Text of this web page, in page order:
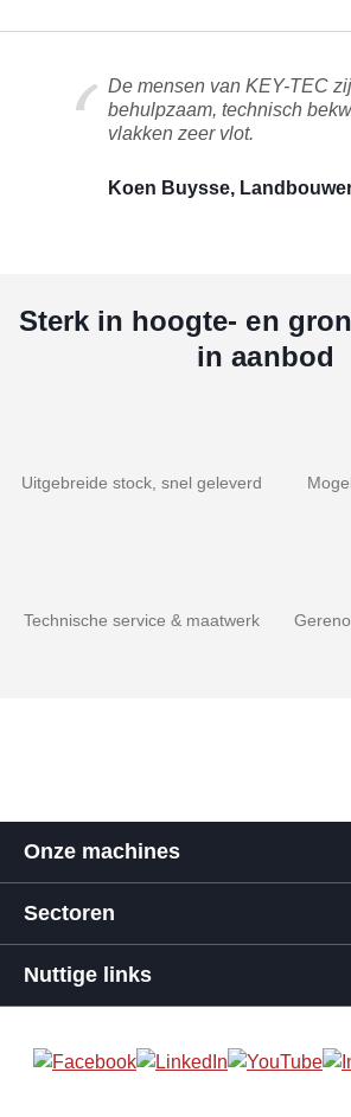
De mensen van KEY-TEC
behulpzaam, technisch
vlakken zeer vlot.
Koen Buysse,
Sterk in hoogte- en
in aanbod
Uitgebreide stock, snel geleverd
Technische service & maatwerk
Onze machines
Sectoren
Nuttige links